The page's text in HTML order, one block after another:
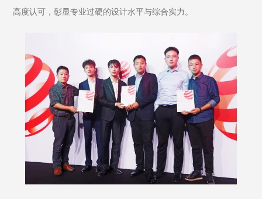
高度认可，彰显专业过硬的设计水平与综合实力。